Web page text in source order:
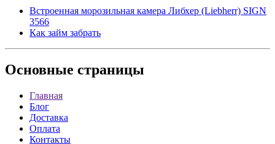
Встроенная морозильная камера Либхер (Liebherr) SIGN
3566
Как займ забрать
Основные страницы
Главная
Блог
Доставка
Оплата
Контакты